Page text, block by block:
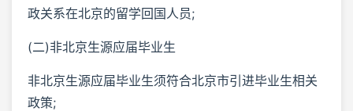
政关系在北京的留学回国人员;
(二)非北京生源应届毕业生
非北京生源应届毕业生须符合北京市引进毕业生相关
政策;